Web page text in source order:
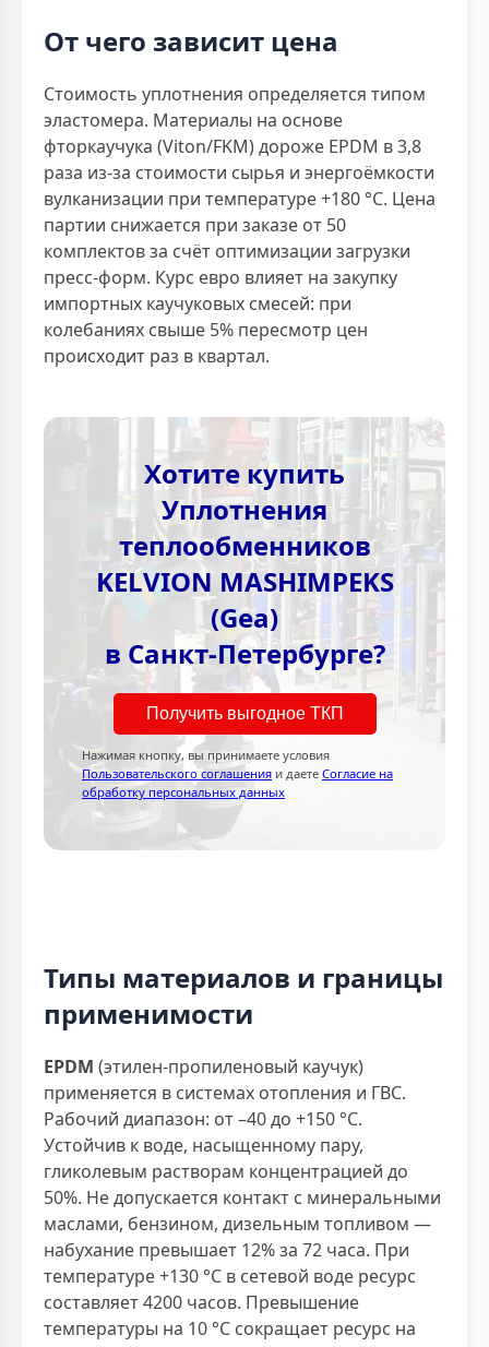
От чего зависит цена
Стоимость уплотнения определяется типом
эластомера. Материалы на основе
фторкаучука (Viton/FKM) дороже EPDM в 3,8
раза из-за стоимости сырья и энергоёмкости
вулканизации при температуре +180 °С. Цена
партии снижается при заказе от 50
комплектов за счёт оптимизации загрузки
пресс-форм. Курс евро влияет на закупку
импортных каучуковых смесей: при
колебаниях свыше 5% пересмотр цен
происходит раз в квартал.
Хотите купить
Уплотнения
теплообменников
KELVION MASHIMPEKS
(Gea)
в Санкт-Петербурге?
Получить выгодное ТКП
Нажимая кнопку, вы принимаете условия
Пользовательского соглашения и даете Согласие на
обработку персональных данных
Типы материалов и границы
применимости
EPDM (этилен-пропиленовый каучук)
применяется в системах отопления и ГВС.
Рабочий диапазон: от –40 до +150 °С.
Устойчив к воде, насыщенному пару,
гликолевым растворам концентрацией до
50%. Не допускается контакт с минеральными
маслами, бензином, дизельным топливом —
набухание превышает 12% за 72 часа. При
температуре +130 °С в сетевой воде ресурс
составляет 4200 часов. Превышение
температуры на 10 °С сокращает ресурс на